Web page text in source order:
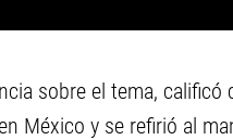
sobre el tema, calificó
México y se refirió al